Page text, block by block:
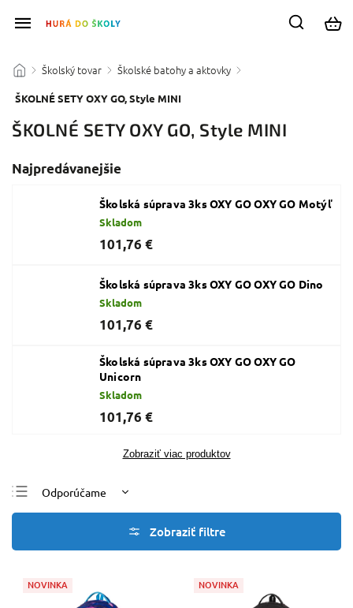
/ Školský tovar / Školské batohy a aktovky /
ŠKOLNÉ SETY OXY GO, Style MINI
ŠKOLNÉ SETY OXY GO, Style MINI
Najpredávanejšie
Školská súprava 3ks OXY GO OXY GO Motýľ
Skladom
101,76 €
Školská súprava 3ks OXY GO OXY GO Dino
Skladom
101,76 €
Školská súprava 3ks OXY GO OXY GO
Unicorn
Skladom
101,76 €
Zobraziť viac produktov
Odporúčame
Najlacnejšie
Abecedne
NOVINKA NOVINKA